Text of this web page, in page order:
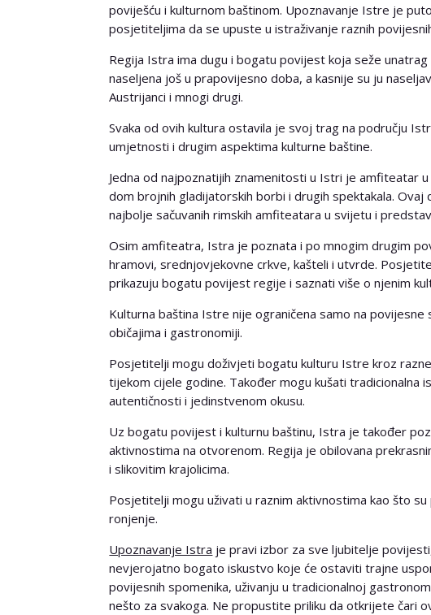
poviješću i kulturnom baštinom. Upoznavanje Istre je
posjetiteljima da se upuste u istraživanje raznih
Regija Istra ima dugu i bogatu povijest koja seže
naseljena još u prapovijesno doba, a kasnije su ju
Austrijanci i mnogi drugi.
Svaka od ovih kultura ostavila je svoj trag na području
umjetnosti i drugim aspektima kulturne baštine.
Jedna od najpoznatijih znamenitosti u Istri je amfiteatar
dom brojnih gladijatorskih borbi i drugih spektakala.
najbolje sačuvanih rimskih amfiteatara u svijetu i
Osim amfiteatra, Istra je poznata i po mnogim drugim
hramovi, srednjovjekovne crkve, kašteli i utvrde.
prikazuju bogatu povijest regije i saznati više o njenim
Kulturna baština Istre nije ograničena samo na
običajima i gastronomiji.
Posjetitelji mogu doživjeti bogatu kulturu Istre kroz
tijekom cijele godine. Također mogu kušati tradicionalna
autentičnosti i jedinstvenom okusu.
Uz bogatu povijest i kulturnu baštinu, Istra je također
aktivnostima na otvorenom. Regija je obilovana
i slikovitim krajolicima.
Posjetitelji mogu uživati ​​u raznim aktivnostima kao što su
ronjenje.
Upoznavanje Istra je pravi izbor za sve ljubitelje
nevjerojatno bogato iskustvo koje će ostaviti trajne
povijesnih spomenika, uživanju u tradicionalnoj
nešto za svakoga. Ne propustite priliku da otkrijete čari